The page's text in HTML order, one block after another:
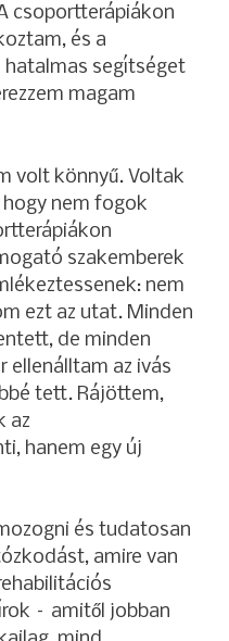
csoportterápiákon
és a
segítséget
magam
volt könnyű. Voltak
nem fogok
szakemberek
nem
ezt az utat. Minden
de minden
ellenálltam az ivás
tett. Rájöttem,
az
hanem egy új
és tudatosan
amire van
– amitől jobban